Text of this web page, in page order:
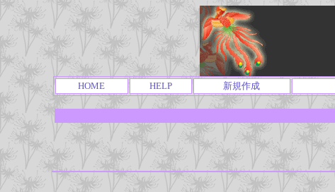
HOME HELP 新規作成